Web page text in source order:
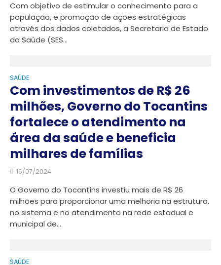
Com objetivo de estimular o conhecimento para a
população, e promoção de ações estratégicas
através dos dados coletados, a Secretaria de Estado
da Saúde (SES...
SAÚDE
Com investimentos de R$ 26
milhões, Governo do Tocantins
fortalece o atendimento na
área da saúde e beneficia
milhares de famílias
16/07/2024
O Governo do Tocantins investiu mais de R$ 26
milhões para proporcionar uma melhoria na estrutura,
no sistema e no atendimento na rede estadual e
municipal de...
SAÚDE